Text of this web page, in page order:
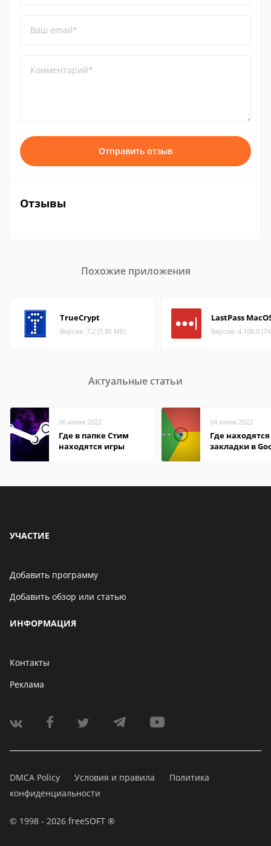
Ваш email*
Комментарий*
Отправить отзыв
Отзывы
Похожие приложения
TrueCrypt
Версия: 7.2 (7.86 МБ)
LastPass
Версия: 4.100.0
Актуальные статьи
06 июня 2022
Где в папке Стим
находятся игры
04 июня 2022
Где находятся
закладки в
УЧАСТИЕ
Добавить программу
Добавить обзор или статью
ИНФОРМАЦИЯ
Контакты
Реклама
DMCA Policy Условия и правила
Политика
конфиденциальности
© 1998 - 2026 freeSOFT ®